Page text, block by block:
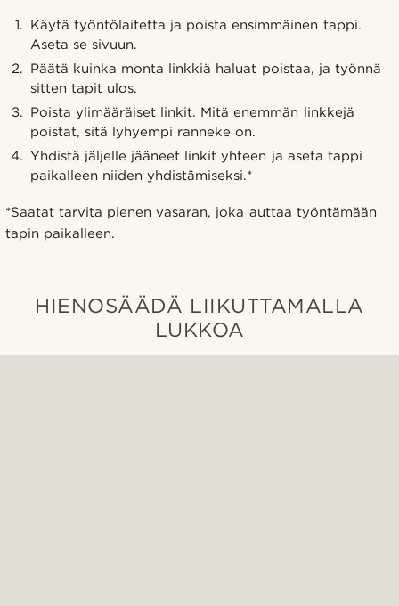
Käytä työntölaitetta ja poista ensimmäinen tappi.
Aseta se sivuun.
Päätä kuinka monta linkkiä haluat poistaa, ja työnnä
sitten tapit ulos.
Poista ylimääräiset linkit. Mitä enemmän linkkejä
poistat, sitä lyhyempi ranneke on.
Yhdistä jäljelle jääneet linkit yhteen ja aseta tappi
paikalleen niiden yhdistämiseksi.*
*Saatat tarvita pienen vasaran, joka auttaa työntämään
tapin paikalleen.
HIENOSÄÄDÄ LIIKUTTAMALLA
LUKKOA